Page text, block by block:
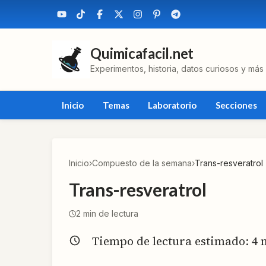
Quimicafacil.net
Experimentos, historia, datos curiosos y más
Inicio Temas Laboratorio Secciones
Inicio›Compuesto de la semana›Trans-resveratrol
Trans-resveratrol
2 min de lectura
Tiempo de lectura estimado: 4